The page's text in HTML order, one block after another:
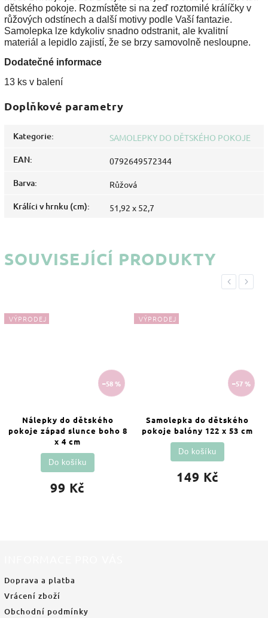
dětského pokoje. Rozmístěte si na zeď roztomilé králíčky v
růžových odstínech a další motivy podle Vaší fantazie.
Samolepka lze kdykoliv snadno odstranit, ale kvalitní
materiál a lepidlo zajistí, že se brzy samovolně nesloupne.
Dodatečné informace
13 ks v balení
Doplňkové parametry
Kategorie: SAMOLEPKY DO DĚTSKÉHO POKOJE
EAN: 0792649572344
Barva: Růžová
Králíci v hrnku (cm): 51,92 x 52,7
SOUVISEJÍCÍ PRODUKTY
Previous
VÝPRODEJ
–58 %
Nálepky do dětského
pokoje západ slunce boho 8
x 4 cm
99 Kč
Do košíku
VÝPRODEJ
–57 %
Samolepka do dětského
pokoje balóny 122 x 53 cm
149 Kč
Do košíku
Next
Doprava a platba
Vrácení zboží
Obchodní podmínky